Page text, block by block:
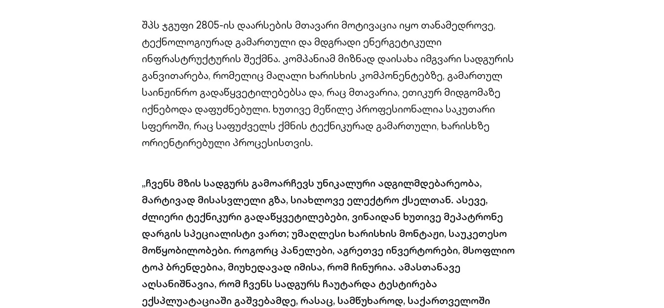
შპს ჯგუფი 2805-ის დაარსების მთავარი მოტივაცია იყო თანამედროვე,
ტექნოლოგიურად გამართული და მდგრადი ენერგეტიკული
ინფრასტრუქტურის შექმნა. კომპანიამ მიზნად დაისახა იმგვარი სადგურის
განვითარება, რომელიც მაღალი ხარისხის კომპონენტებზე, გამართულ
საინჟინრო გადაწყვეტილებებსა და, რაც მთავარია, ეთიკურ მიდგომაზე
იქნებოდა დაფუძნებული. ხუთივე მეწილე პროფესიონალია საკუთარი
სფეროში, რაც საფუძველს ქმნის ტექნიკურად გამართული, ხარისხზე
ორიენტირებული პროცესისთვის.
„ჩვენს მზის სადგურს გამოარჩევს უნიკალური ადგილმდებარეობა,
მარტივად მისასვლელი გზა, სიახლოვე ელექტრო ქსელთან. ასევე,
ძლიერი ტექნიკური გადაწყვეტილებები, ვინაიდან ხუთივე მეპატრონე
დარგის სპეციალისტი ვართ; უმაღლესი ხარისხის მონტაჟი, საუკეთესო
მოწყობილობები. როგორც პანელები, აგრეთვე ინვერტორები, მსოფლიო
ტოპ ბრენდებია, მიუხედავად იმისა, რომ ჩინურია. ამასთანავე
აღსანიშნავია, რომ ჩვენს სადგურს ჩაუტარდა ტესტირება
ექსპლუატაციაში გაშვებამდე, რასაც, სამწუხაროდ, საქართველოში